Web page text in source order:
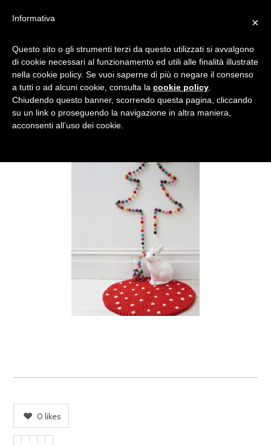
L’ALBERO DI POM POM
0 likes
×
Informativa
Questo sito o gli strumenti terzi da questo utilizzati si avvalgono
di cookie necessari al funzionamento ed utili alle finalità illustrate
nella cookie policy. Se vuoi saperne di più o negare il consenso
a tutti o ad alcuni cookie, consulta la cookie policy
Chiudendo questo banner, scorrendo questa pagina, cliccando
su un link o proseguendo la navigazione in altra maniera,
acconsenti all’uso dei cookie.